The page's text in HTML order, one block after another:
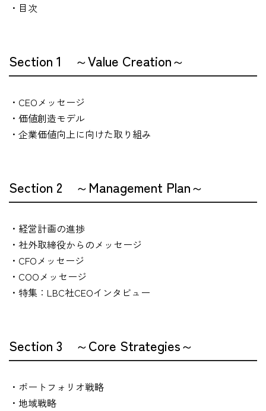
・目次
Section 1 ～Value Creation～
・CEOメッセージ
・価値創造モデル
・企業価値向上に向けた取り組み
Section 2 ～Management Plan～
・経営計画の進捗
・社外取締役からのメッセージ
・CFOメッセージ
・COOメッセージ
・特集：LBC社CEOインタビュー
Section 3 ～Core Strategies～
・ポートフォリオ戦略
・地域戦略